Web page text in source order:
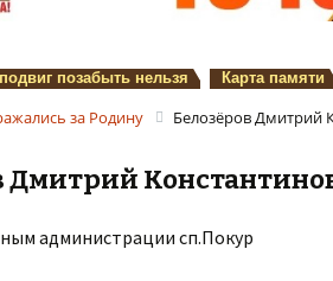
позабыть нельзя Карта памяти
за Родину Белозёров Дмитрий
Дмитрий
администрации сп.Покур